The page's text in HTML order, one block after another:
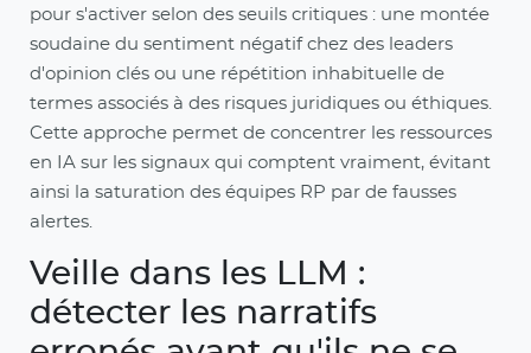
pour s'activer selon des seuils critiques : une montée
soudaine du sentiment négatif chez des leaders
d'opinion clés ou une répétition inhabituelle de
termes associés à des risques juridiques ou éthiques.
Cette approche permet de concentrer les ressources
en IA sur les signaux qui comptent vraiment, évitant
ainsi la saturation des équipes RP par de fausses
alertes.
Veille dans les LLM :
détecter les narratifs